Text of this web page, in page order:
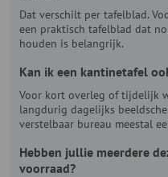
Dat verschilt per tafelblad.
een praktisch tafelblad dat
houden is belangrijk.
Kan ik een kantinetafel
Voor kort overleg of tijdelijk
langdurig dagelijks
verstelbaar bureau meestal
Hebben jullie meerdere
voorraad?